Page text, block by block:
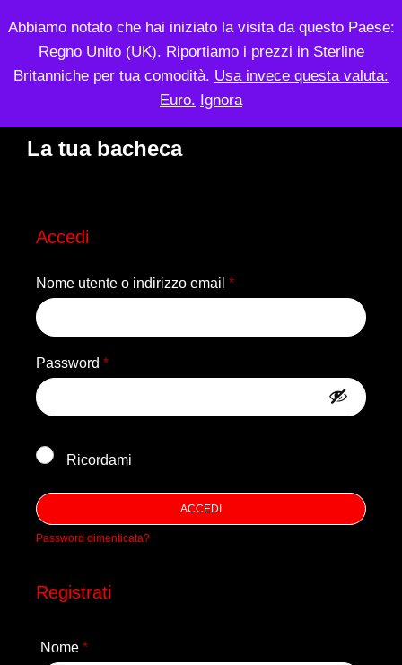
La tua bacheca
Accedi
Nome utente o indirizzo email *Richiesto
Password *Richiesto
Ricordami
ACCEDI
Password dimenticata?
Registrati
Nome *
Abbiamo notato che hai iniziato la visita da questo Paese:
Regno Unito (UK). Riportiamo i prezzi in Sterline
Britanniche per tua comodità. Usa invece questa valuta:
Euro. Ignora